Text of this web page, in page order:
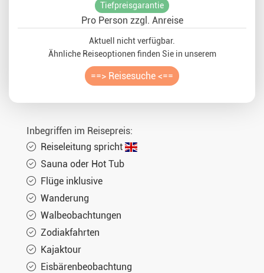
Tiefpreisgarantie
Pro Person zzgl. Anreise
Aktuell nicht verfügbar.
Ähnliche Reiseoptionen finden Sie in unserem
==> Reisesuche <==
Inbegriffen im Reisepreis:
Reiseleitung spricht
Sauna oder Hot Tub
Flüge inklusive
Wanderung
Walbeobachtungen
Zodiakfahrten
Kajaktour
Eisbärenbeobachtung